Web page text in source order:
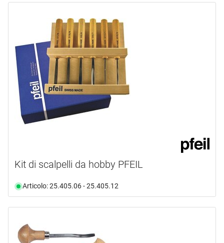
Kit di scalpelli da hobby PFEIL
Articolo: 25.405.06 - 25.405.12